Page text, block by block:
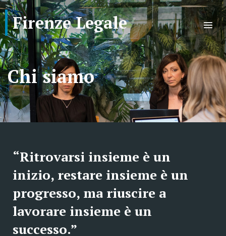
Firenze Legale
Chi siamo
“Ritrovarsi insieme è un
inizio, restare insieme è un
progresso, ma riuscire a
lavorare insieme è un
successo.”